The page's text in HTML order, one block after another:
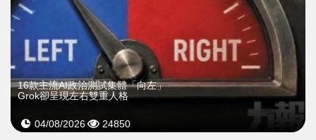
16款主流AI政治測試集體「向左」
Grok卻呈現左右雙重人格
04/08/2026 24850